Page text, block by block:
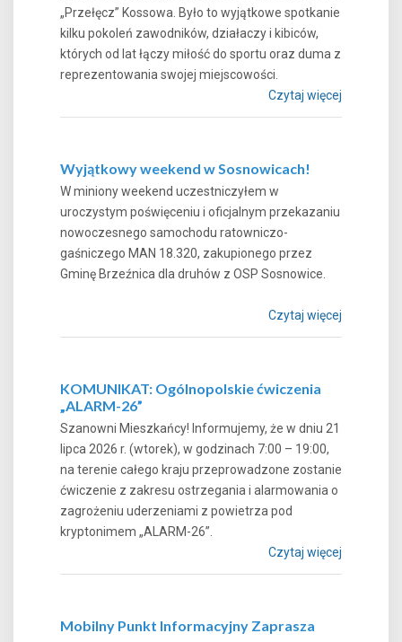
„Przełęcz” Kossowa. Było to wyjątkowe spotkanie
kilku pokoleń zawodników, działaczy i kibiców,
których od lat łączy miłość do sportu oraz duma z
reprezentowania swojej miejscowości.
Czytaj więcej
Wyjątkowy weekend w Sosnowicach!
W miniony weekend uczestniczyłem w
uroczystym poświęceniu i oficjalnym przekazaniu
nowoczesnego samochodu ratowniczo-
gaśniczego MAN 18.320, zakupionego przez
Gminę Brzeźnica dla druhów z OSP Sosnowice.
Czytaj więcej
KOMUNIKAT: Ogólnopolskie ćwiczenia
„ALARM-26”
Szanowni Mieszkańcy! Informujemy, że w dniu 21
lipca 2026 r. (wtorek), w godzinach 7:00 – 19:00,
na terenie całego kraju przeprowadzone zostanie
ćwiczenie z zakresu ostrzegania i alarmowania o
zagrożeniu uderzeniami z powietrza pod
kryptonimem „ALARM-26”.
Czytaj więcej
Mobilny Punkt Informacyjny Zaprasza